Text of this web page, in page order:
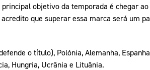
objetivo da temporada é chegar
que superar essa marca será um
o título), Polónia, Alemanha,
Hungria, Ucrânia e Lituânia.